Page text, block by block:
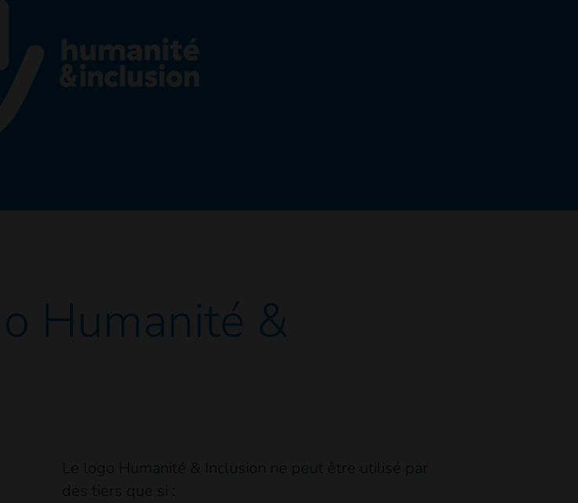
Humanité &
Le logo Humanité & Inclusion ne peut être utilisé par
des tiers que si :